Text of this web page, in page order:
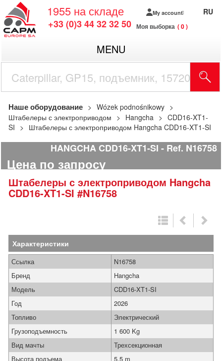
1955 на складе
+33 (0)3 44 32 32 50
My account
Моя выборка 0
RU
MENU
Наше оборудование
Wózek podnośnikowy
Штабелеры с электроприводом
Hangcha
CDD16-XT1-
SI
Штабелеры с электроприводом Hangcha CDD16-XT1-SI
HANGCHA CDD16-XT1-SI Ref. N16758
Цена по запросу
Штабелеры с электроприводом Hangcha
CDD16-XT1-SI #N16758
Характеристики
Ссылка
N16758
Бренд
Hangcha
Модель
CDD16-XT1-SI
Год
2026
Топливо
Электрический
Грузоподъемность
1 600 Kg
Вид мачты
Трехсекционная
Высота подъема
5,5 m